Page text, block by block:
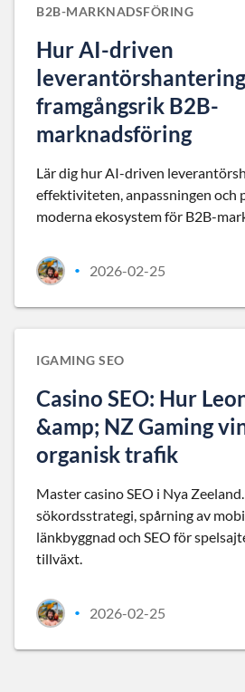
B2B-MARKNADSFÖRING
Hur AI-driven
framgångsrik B2B-
marknadsföring
Lär dig hur AI-driven
effektiviteten, anpassningen och
moderna ekosystem för B2B-
• 2026-02-25
IGAMING SEO
Casino SEO: Hur
&amp; NZ Gaming
organisk trafik
Master casino SEO i Nya
sökordsstrategi, spårning av
länkbyggnad och SEO för
tillväxt.
• 2026-02-25